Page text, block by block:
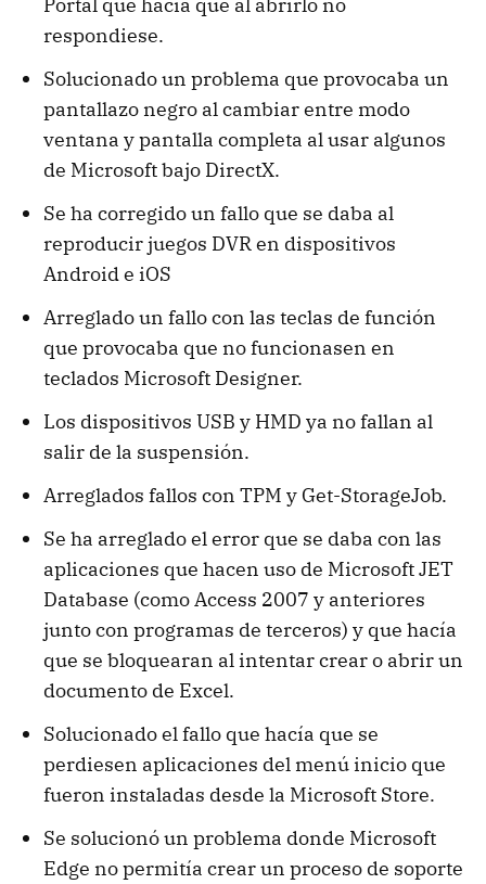
respondiese.
Solucionado un problema que provocaba un
pantallazo negro al cambiar entre modo
ventana y pantalla completa al usar algunos
de Microsoft bajo DirectX.
Se ha corregido un fallo que se daba al
reproducir juegos DVR en dispositivos
Android e iOS
Arreglado un fallo con las teclas de función
que provocaba que no funcionasen en
teclados Microsoft Designer.
Los dispositivos USB y HMD ya no fallan al
salir de la suspensión.
Arreglados fallos con TPM y Get-StorageJob.
Se ha arreglado el error que se daba con las
aplicaciones que hacen uso de Microsoft JET
Database (como Access 2007 y anteriores
junto con programas de terceros) y que hacía
que se bloquearan al intentar crear o abrir un
documento de Excel.
Solucionado el fallo que hacía que se
perdiesen aplicaciones del menú inicio que
fueron instaladas desde la Microsoft Store.
Se solucionó un problema donde Microsoft
Edge no permitía crear un proceso de soporte